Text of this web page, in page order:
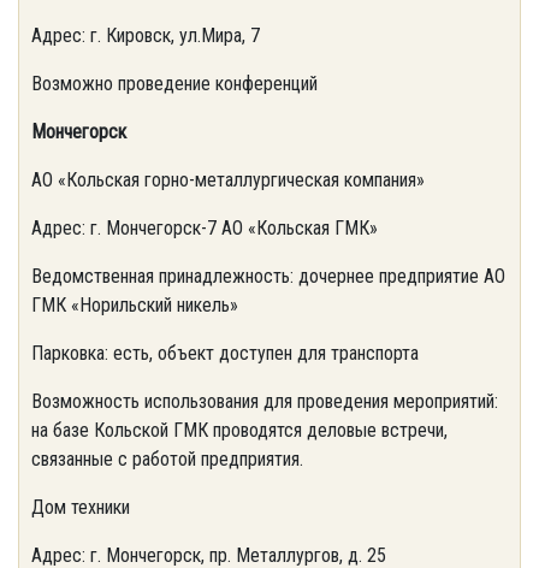
Адрес: г. Кировск, ул.Мира, 7
Возможно проведение конференций
Мончегорск
АО «Кольская горно-металлургическая компания»
Адрес: г. Мончегорск-7 АО «Кольская ГМК»
Ведомственная принадлежность: дочернее предприятие АО
ГМК «Норильский никель»
Парковка: есть, объект доступен для транспорта
Возможность использования для проведения мероприятий:
на базе Кольской ГМК проводятся деловые встречи,
связанные с работой предприятия.
Дом техники
Адрес: г. Мончегорск, пр. Металлургов, д. 25